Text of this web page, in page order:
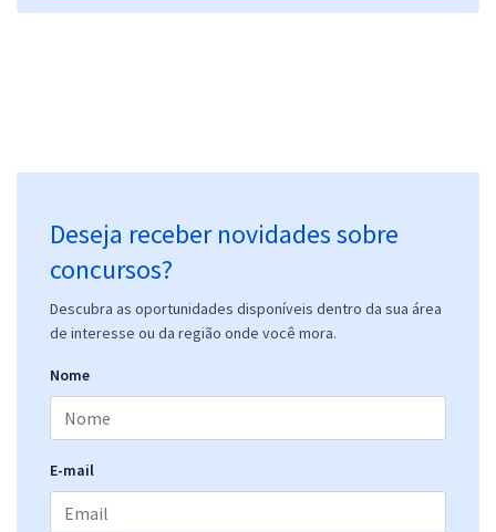
Deseja receber novidades sobre
concursos?
Descubra as oportunidades disponíveis dentro da sua área
de interesse ou da região onde você mora.
Nome
E-mail